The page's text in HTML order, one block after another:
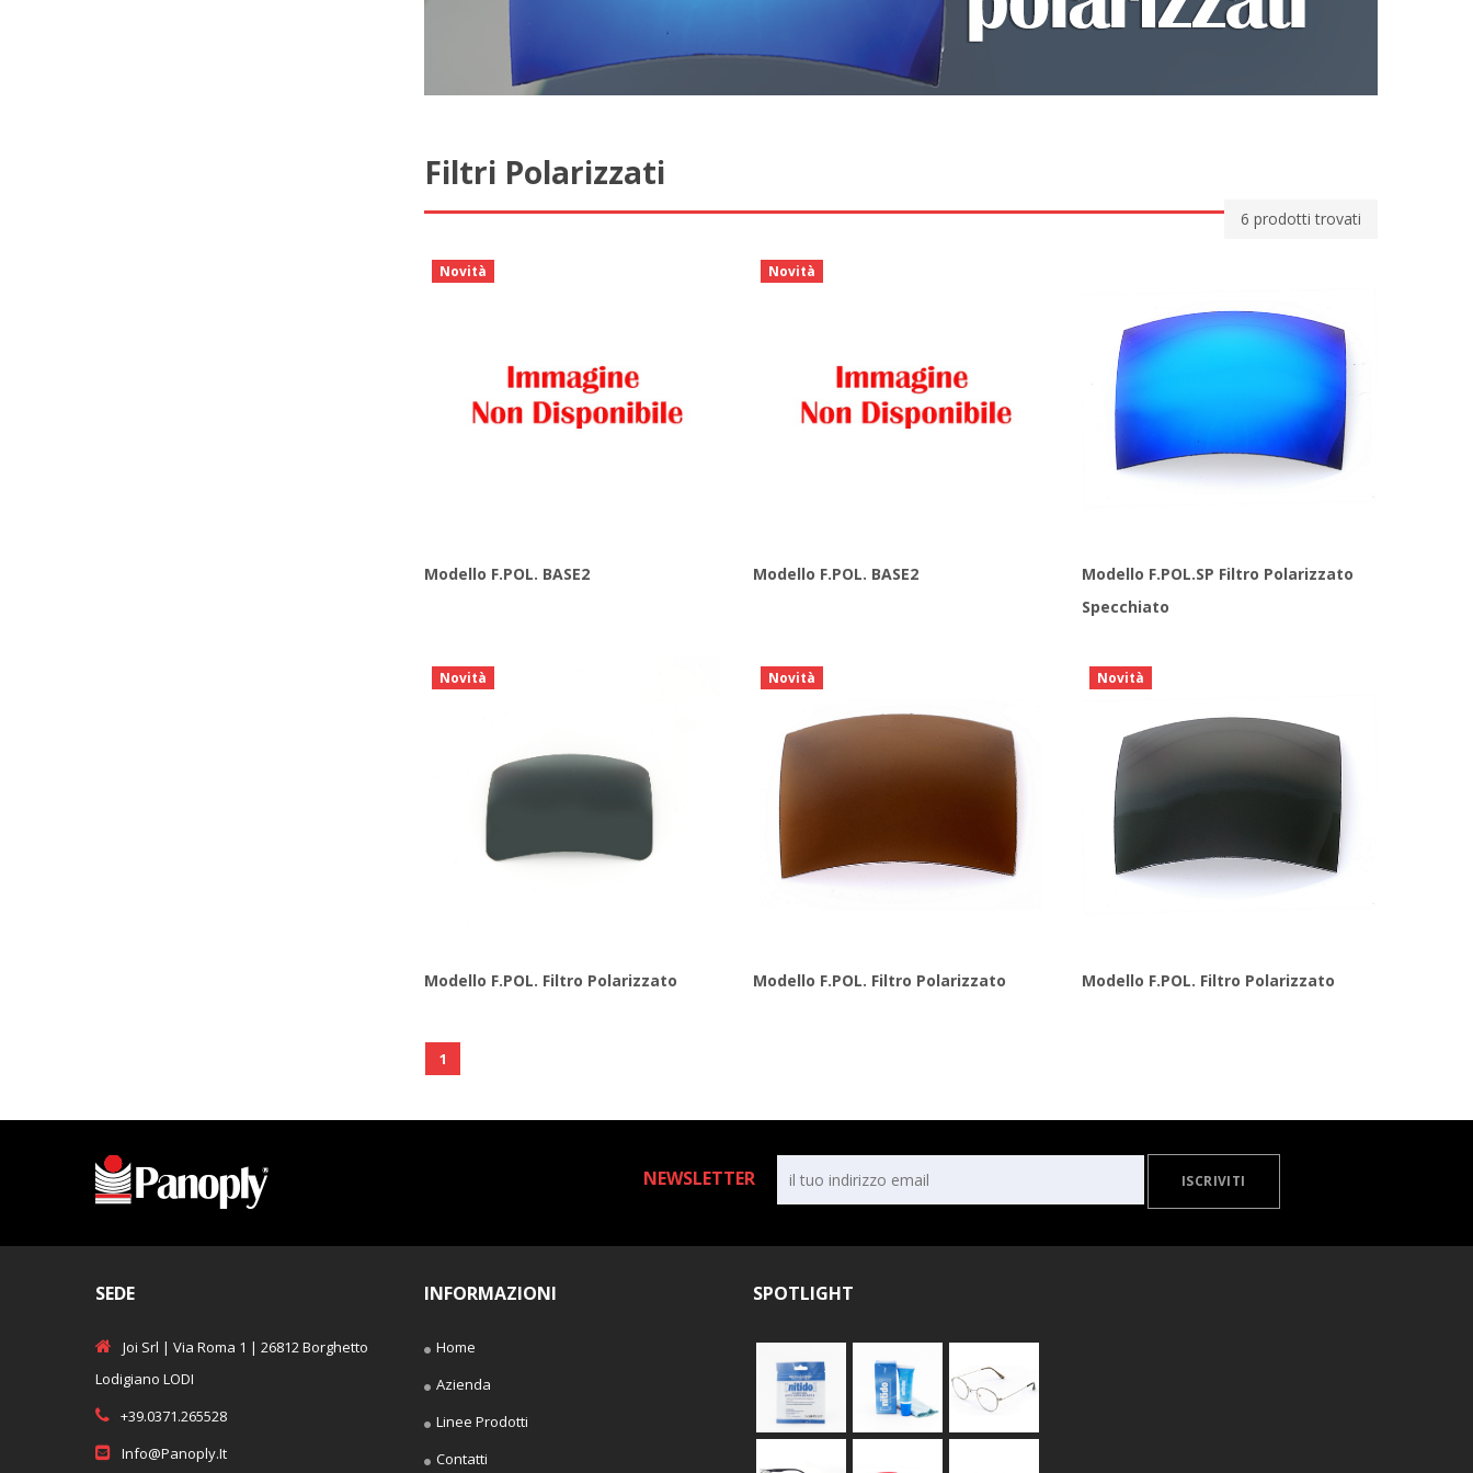
Filtri Polarizzati
6 prodotti trovati
Novità
Modello F.POL. BASE2
Novità
Modello F.POL. BASE2
Modello F.POL.SP Filtro Polarizzato
Specchiato
Novità
Modello F.POL. Filtro Polarizzato
Novità
Modello F.POL. Filtro Polarizzato
Novità
Modello F.POL. Filtro Polarizzato
1
NEWSLETTER ISCRIVITI
SEDE
Joi Srl | Via Roma 1 | 26812 Borghetto
Lodigiano LODI
+39.0371.265528
Info@panoply.it
INFORMAZIONI
Home
Azienda
Linee Prodotti
Contatti
SPOTLIGHT